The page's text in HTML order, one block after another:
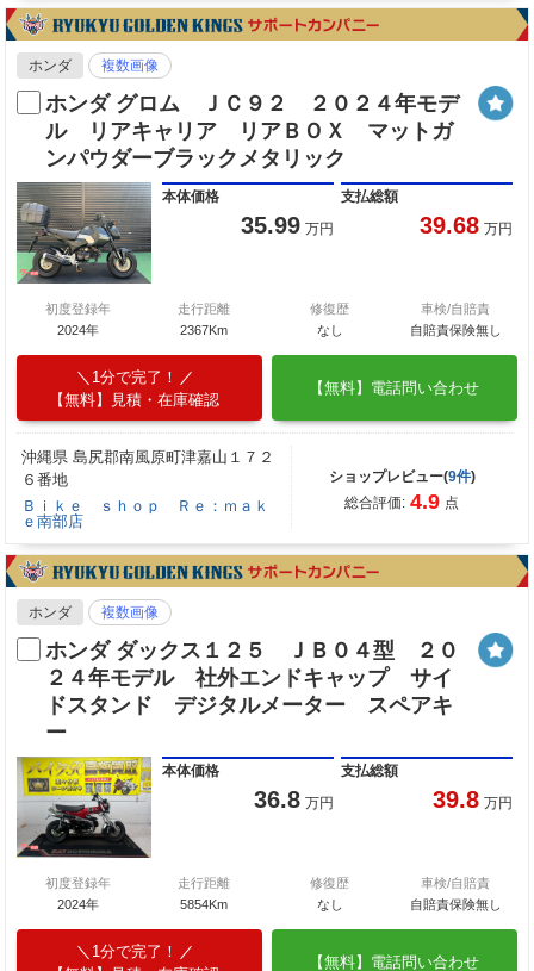
ホンダ 複数画像
ホンダ グロム ＪＣ９２ ２０２４年モデ
ル リアキャリア リアＢＯＸ マットガ
ンパウダーブラックメタリック
本体価格
35.99 万円
支払総額
39.68 万円
初度登録年
2024年
走行距離
2367Km
修復歴
なし
車検/自賠責
自賠責保険無し
1分で完了！
【無料】見積・在庫確認
【無料】電話問い合わせ
沖縄県 島尻郡南風原町津嘉山１７２
６番地
Ｂｉｋｅ ｓｈｏｐ Ｒｅ：ｍａｋ
ｅ南部店
ショップレビュー(9件)
総合評価: 4.9 点
ホンダ 複数画像
ホンダ ダックス１２５ ＪＢ０４型 ２０
２４年モデル 社外エンドキャップ サイ
ドスタンド デジタルメーター スペアキ
ー
本体価格
36.8 万円
支払総額
39.8 万円
初度登録年
2024年
走行距離
5854Km
修復歴
なし
車検/自賠責
自賠責保険無し
1分で完了！
【無料】電話問い合わせ